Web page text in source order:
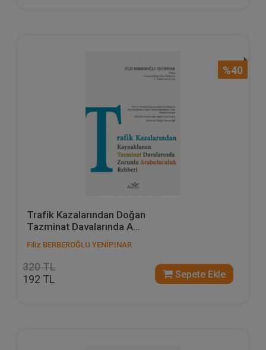
%40
Trafik Kazalarından Doğan
Tazminat Davalarında A...
Filiz BERBEROĞLU YENİPINAR
320 TL
192 TL Sepete Ekle